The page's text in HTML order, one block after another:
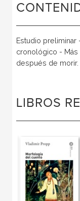
Estudio preliminar
cronológico - Más
después de morir.
LIBROS